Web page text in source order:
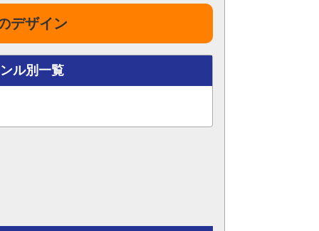
デザイン
ル別一覧